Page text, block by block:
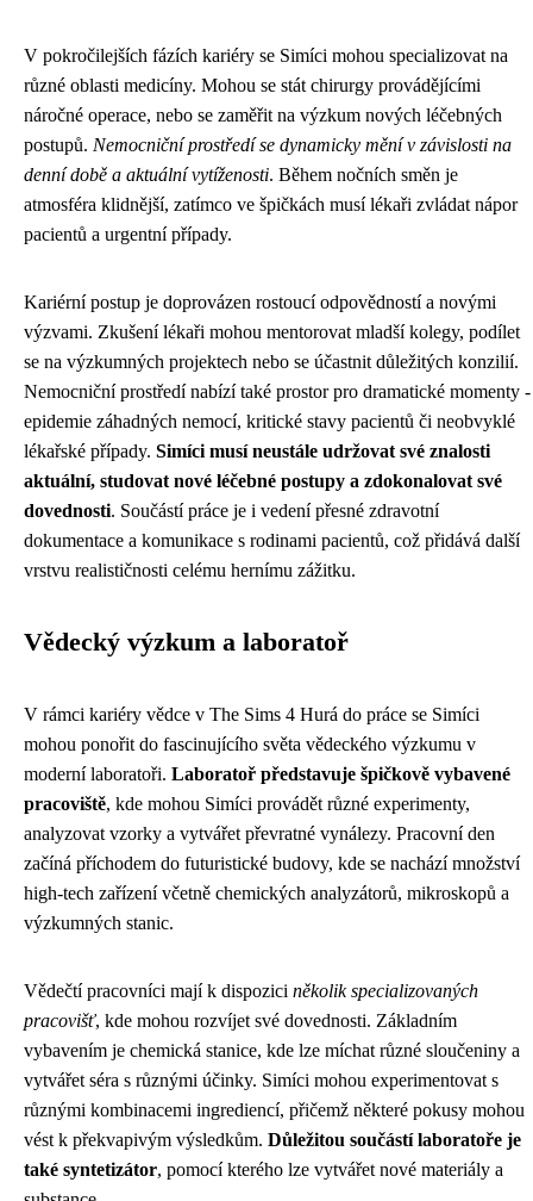
V pokročilejších fázích kariéry se Simíci mohou specializovat na
různé oblasti medicíny. Mohou se stát chirurgy provádějícími
náročné operace, nebo se zaměřit na výzkum nových léčebných
postupů. Nemocniční prostředí se dynamicky mění v závislosti na
denní době a aktuální vytíženosti. Během nočních směn je
atmosféra klidnější, zatímco ve špičkách musí lékaři zvládat nápor
pacientů a urgentní případy.
Kariérní postup je doprovázen rostoucí odpovědností a novými
výzvami. Zkušení lékaři mohou mentorovat mladší kolegy, podílet
se na výzkumných projektech nebo se účastnit důležitých konzilií.
Nemocniční prostředí nabízí také prostor pro dramatické momenty -
epidemie záhadných nemocí, kritické stavy pacientů či neobvyklé
lékařské případy. Simíci musí neustále udržovat své znalosti
aktuální, studovat nové léčebné postupy a zdokonalovat své
dovednosti. Součástí práce je i vedení přesné zdravotní
dokumentace a komunikace s rodinami pacientů, což přidává další
vrstvu realističnosti celému hernímu zážitku.
Vědecký výzkum a laboratoř
V rámci kariéry vědce v The Sims 4 Hurá do práce se Simíci
mohou ponořit do fascinujícího světa vědeckého výzkumu v
moderní laboratoři. Laboratoř představuje špičkově vybavené
pracoviště, kde mohou Simíci provádět různé experimenty,
analyzovat vzorky a vytvářet převratné vynálezy. Pracovní den
začíná příchodem do futuristické budovy, kde se nachází množství
high-tech zařízení včetně chemických analyzátorů, mikroskopů a
výzkumných stanic.
Vědečtí pracovníci mají k dispozici několik specializovaných
pracovišť, kde mohou rozvíjet své dovednosti. Základním
vybavením je chemická stanice, kde lze míchat různé sloučeniny a
vytvářet séra s různými účinky. Simíci mohou experimentovat s
různými kombinacemi ingrediencí, přičemž některé pokusy mohou
vést k překvapivým výsledkům. Důležitou součástí laboratoře je
také syntetizátor, pomocí kterého lze vytvářet nové materiály a